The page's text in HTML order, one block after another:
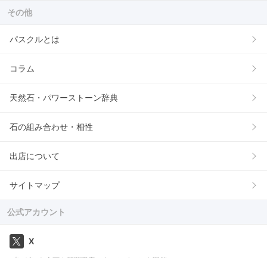
その他
パスクルとは
コラム
天然石・パワーストーン辞典
石の組み合わせ・相性
出店について
サイトマップ
公式アカウント
X